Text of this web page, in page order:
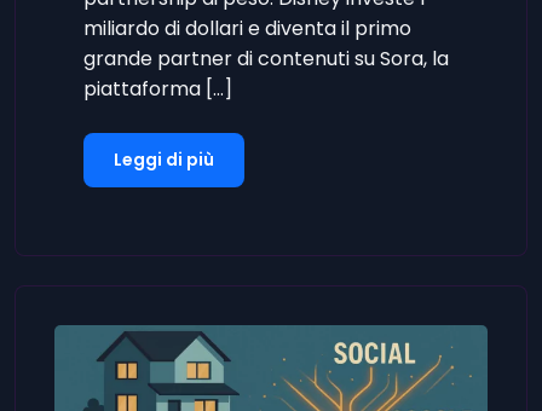
miliardo di dollari e diventa il primo
grande partner di contenuti su Sora, la
piattaforma […]
Leggi di più